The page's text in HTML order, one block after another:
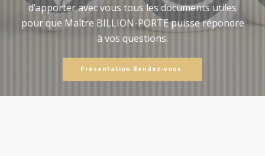
d’apporter avec vous tous les documents utiles
pour que Maître BILLION-PORTE puisse répondre
à vos questions.
Présentation Rendez-vous